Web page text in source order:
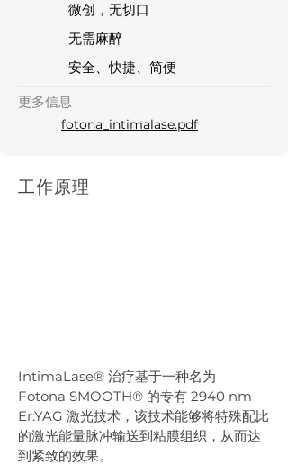
微创，无切口
无需麻醉
安全、快捷、简便
更多信息
fotona_intimalase.pdf
工作原理
IntimaLase® 治疗基于一种名为
Fotona SMOOTH® 的专有 2940 nm
Er:YAG 激光技术，该技术能够将特殊配比
的激光能量脉冲输送到粘膜组织，从而达
到紧致的效果。